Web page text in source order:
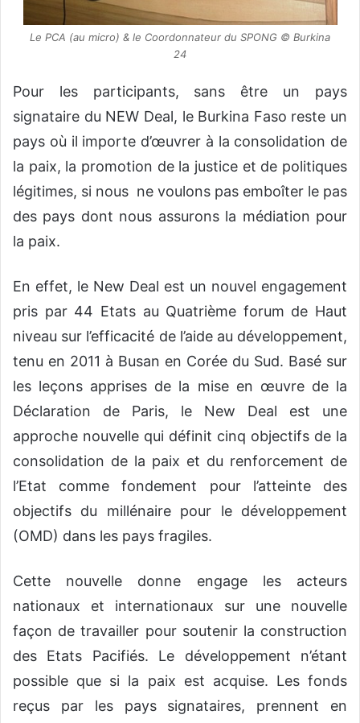
Le PCA (au micro) & le Coordonnateur du SPONG © Burkina
24
Pour les participants, sans être un pays
signataire du NEW Deal, le Burkina Faso reste un
pays où il importe d’œuvrer à la consolidation de
la paix, la promotion de la justice et de politiques
légitimes, si nous ne voulons pas emboîter le pas
des pays dont nous assurons la médiation pour
la paix.
En effet, le New Deal est un nouvel engagement
pris par 44 Etats au Quatrième forum de Haut
niveau sur l’efficacité de l’aide au développement,
tenu en 2011 à Busan en Corée du Sud. Basé sur
les leçons apprises de la mise en œuvre de la
Déclaration de Paris, le New Deal est une
approche nouvelle qui définit cinq objectifs de la
consolidation de la paix et du renforcement de
l’Etat comme fondement pour l’atteinte des
objectifs du millénaire pour le développement
(OMD) dans les pays fragiles.
Cette nouvelle donne engage les acteurs
nationaux et internationaux sur une nouvelle
façon de travailler pour soutenir la construction
des Etats Pacifiés. Le développement n’étant
possible que si la paix est acquise. Les fonds
reçus par les pays signataires, prennent en